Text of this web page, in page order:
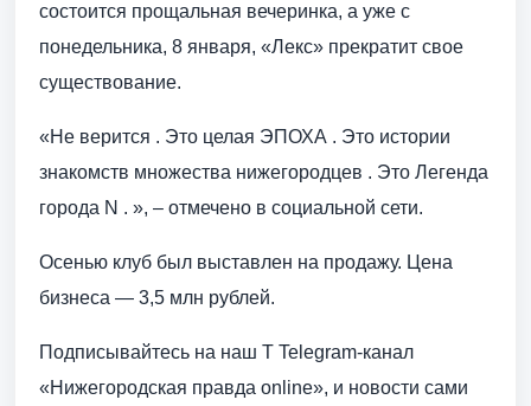
состоится прощальная вечеринка, а уже с
понедельника, 8 января, «Лекс» прекратит свое
существование.
«Не верится . Это целая ЭПОХА . Это истории
знакомств множества нижегородцев . Это Легенда
города N . », – отмечено в социальной сети.
Осенью клуб был выставлен на продажу. Цена
бизнеса — 3,5 млн рублей.
Подписывайтесь на наш T Telegram-канал
«Нижегородская правда online», и новости сами